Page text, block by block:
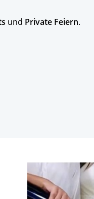
und Private Feiern.